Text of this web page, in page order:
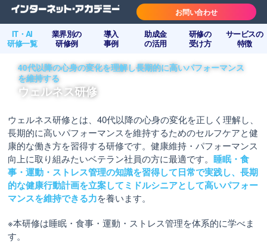
IT・AI
研修一覧
業界別の
研修例
導入
事例
助成金
の活用
研修の
受け方
サービスの
特徴
お問い合わせ
40代以降の心身の変化を理解し長期的に高いパフォーマンス
を維持する
ウェルネス研修
ウェルネス研修とは、40代以降の心身の変化を正しく理解し、
長期的に高いパフォーマンスを維持するためのセルフケアと健
康的な働き方を習得する研修です。健康維持・パフォーマンス
向上に取り組みたいベテラン社員の方に最適です。睡眠・食
事・運動・ストレス管理の知識を習得して日常で実践し、長期
的な健康行動計画を立案してミドルシニアとして高いパフォー
マンスを維持できる力を養います。
※本研修は睡眠・食事・運動・ストレス管理を体系的に学べま
す。